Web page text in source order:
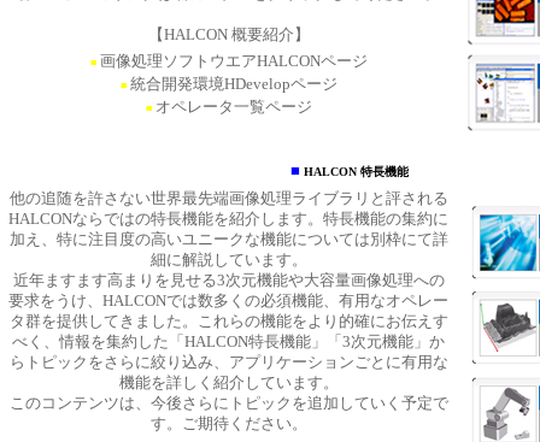
【HALCON 概要紹介】
■画像処理ソフトウエアHALCONページ
■統合開発環境HDevelopページ
■オペレータ一覧ページ
■ HALCON 特長機能
他の追随を許さない世界最先端画像処理ライブラリと評される
HALCONならではの特長機能を紹介します。特長機能の集約に
加え、特に注目度の高いユニークな機能については別枠にて詳
細に解説しています。
近年ますます高まりを見せる3次元機能や大容量画像処理への
要求をうけ、HALCONでは数多くの必須機能、有用なオペレー
タ群を提供してきました。これらの機能をより的確にお伝えす
べく、情報を集約した「HALCON特長機能」「3次元機能」か
らトピックをさらに絞り込み、アプリケーションごとに有用な
機能を詳しく紹介しています。
このコンテンツは、今後さらにトピックを追加していく予定で
す。ご期待ください。